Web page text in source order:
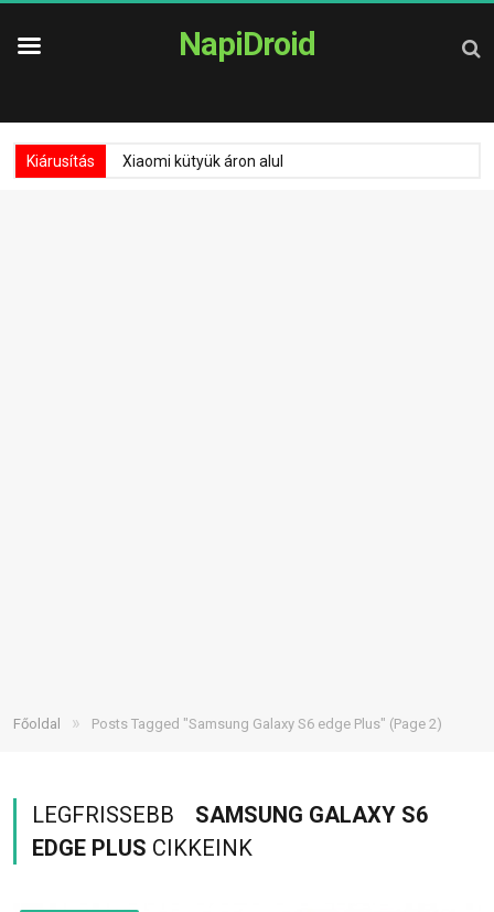
NapiDroid
Kiárusítás Xiaomi kütyük áron alul
Főoldal » Posts Tagged "Samsung Galaxy S6 edge Plus" (Page 2)
LEGFRISSEBB
SAMSUNG GALAXY S6
EDGE PLUS CIKKEINK